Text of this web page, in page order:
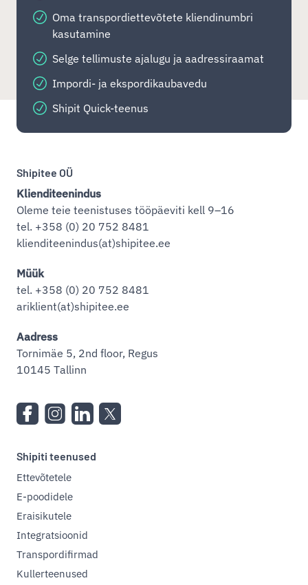
Oma transpordiettevõtete kliendinumbri
kasutamine
Selge tellimuste ajalugu ja aadressiraamat
Impordi- ja ekspordikaubavedu
Shipit Quick-teenus
Shipitee OÜ
Klienditeenindus
Oleme teie teenistuses tööpäeviti kell 9–16
tel. +358 (0) 20 752 8481
klienditeenindus(at)shipitee.ee
Müük
tel. +358 (0) 20 752 8481
ariklient(at)shipitee.ee
Aadress
Tornimäe 5, 2nd floor, Regus
10145 Tallinn
Shipiti teenused
Ettevõtetele
E-poodidele
Eraisikutele
Integratsioonid
Transpordifirmad
Kullerteenused